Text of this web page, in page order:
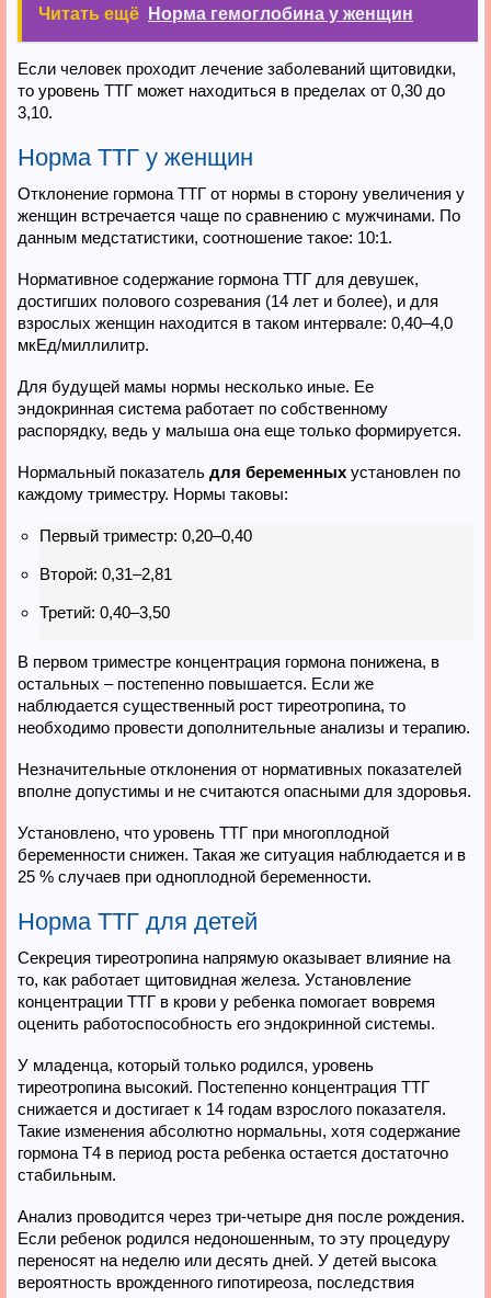
Читать ещё Норма гемоглобина у женщин
Если человек проходит лечение заболеваний щитовидки,
то уровень ТТГ может находиться в пределах от 0,30 до
3,10.
Норма ТТГ у женщин
Отклонение гормона ТТГ от нормы в сторону увеличения у
женщин встречается чаще по сравнению с мужчинами. По
данным медстатистики, соотношение такое: 10:1.
Нормативное содержание гормона ТТГ для девушек,
достигших полового созревания (14 лет и более), и для
взрослых женщин находится в таком интервале: 0,40–4,0
мкЕд/миллилитр.
Для будущей мамы нормы несколько иные. Ее
эндокринная система работает по собственному
распорядку, ведь у малыша она еще только формируется.
Нормальный показатель для беременных установлен по
каждому триместру. Нормы таковы:
Первый триместр: 0,20–0,40
Второй: 0,31–2,81
Третий: 0,40–3,50
В первом триместре концентрация гормона понижена, в
остальных – постепенно повышается. Если же
наблюдается существенный рост тиреотропина, то
необходимо провести дополнительные анализы и терапию.
Незначительные отклонения от нормативных показателей
вполне допустимы и не считаются опасными для здоровья.
Установлено, что уровень ТТГ при многоплодной
беременности снижен. Такая же ситуация наблюдается и в
25 % случаев при одноплодной беременности.
Норма ТТГ для детей
Секреция тиреотропина напрямую оказывает влияние на
то, как работает щитовидная железа. Установление
концентрации ТТГ в крови у ребенка помогает вовремя
оценить работоспособность его эндокринной системы.
У младенца, который только родился, уровень
тиреотропина высокий. Постепенно концентрация ТТГ
снижается и достигает к 14 годам взрослого показателя.
Такие изменения абсолютно нормальны, хотя содержание
гормона Т4 в период роста ребенка остается достаточно
стабильным.
Анализ проводится через три-четыре дня после рождения.
Если ребенок родился недоношенным, то эту процедуру
переносят на неделю или десять дней. У детей высока
вероятность врожденного гипотиреоза, последствия